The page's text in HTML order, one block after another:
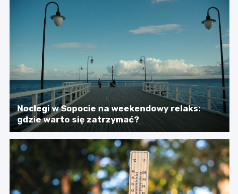
Noclegi w Sopocie na weekendowy relaks:
gdzie warto się zatrzymać?